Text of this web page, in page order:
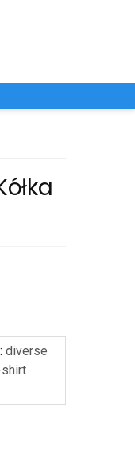
diverse